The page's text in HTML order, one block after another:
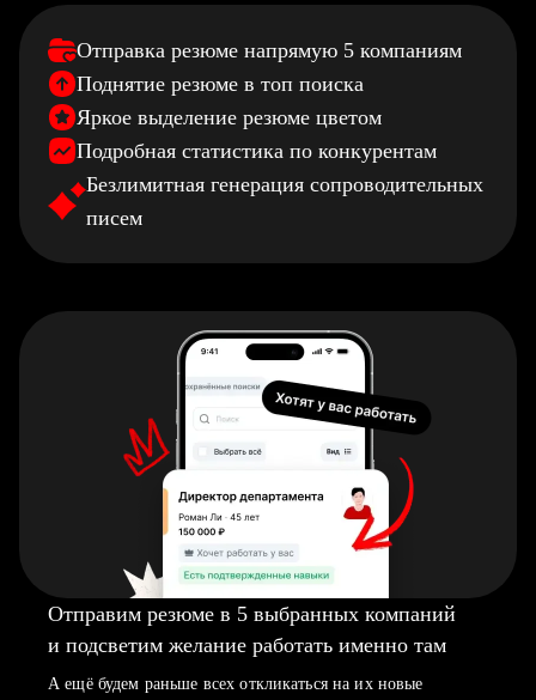
Отправка резюме напрямую 5 компаниям
Поднятие резюме в топ поиска
Яркое выделение резюме цветом
Подробная статистика по конкурентам
Безлимитная генерация сопроводительных
писем
Отправим резюме в 5 выбранных компаний
и подсветим желание работать именно там
А ещё будем раньше всех откликаться на их новые